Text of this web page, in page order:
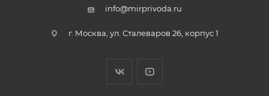
info@mirprivoda.ru
г. Москва, ул. Сталеваров 26, корпус 1